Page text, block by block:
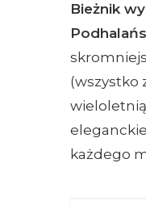
Bieżnik
(wszystko
każdego